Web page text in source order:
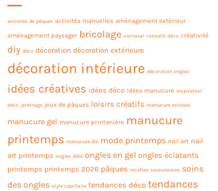
activités de pâques activités manuelles aménagement extérieur
aménagement paysager bricolage carnaval conseils déco créativité
diy déco décoration décoration extérieure
décoration intérieure décoration ongles
idées créatives idées déco idées manucure inspiration
déco jardinage jeux de pâques loisirs créatifs manucure estivale
manucure gel manucure printanière manucure
printemps manucure été mode printemps nail art nail
art printemps ongles d'été ongles en gel ongles éclatants
printemps printemps 2026 pâques recettes savoureuses soins
des ongles style capillaire tendances déco tendances